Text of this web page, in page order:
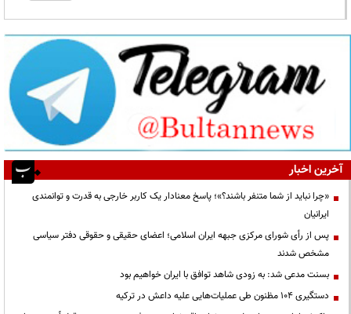
آخرین اخبار
«چرا نباید از شما متنفر باشند؟»؛ پاسخ معنادار یک کاربر خارجی به قدرت و توانمندی
ایرانیان
پس از رأی شورای مرکزی جبهه ایران اسلامی؛ اعضای حقیقی و حقوقی دفتر سیاسی
مشخص شدند
بسنت مدعی شد: به زودی شاهد توافق با ایران خواهیم بود
دستگیری ۱۰۴ مظنون طی عملیات‌هایی علیه داعش در ترکیه